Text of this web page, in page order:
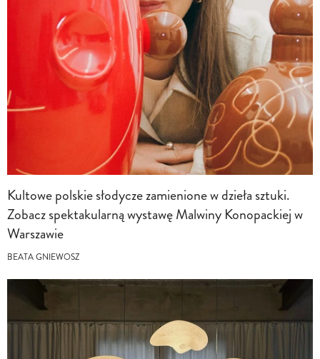
Kultowe polskie słodycze zamienione w dzieła sztuki.
Zobacz spektakularną wystawę Malwiny Konopackiej w
Warszawie
BEATA GNIEWOSZ